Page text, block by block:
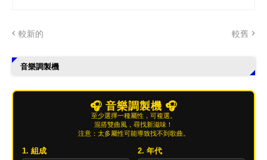
較新的 較舊
音樂調製機
🎧 音樂調製機 🎧
至少選擇一種屬性，可複選。
混搭雙曲風，尋找新滋味！
注意：太多屬性可能導致找不到歌曲。
1. 組成 2. 年代